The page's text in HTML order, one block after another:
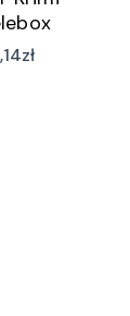
Stories
zł